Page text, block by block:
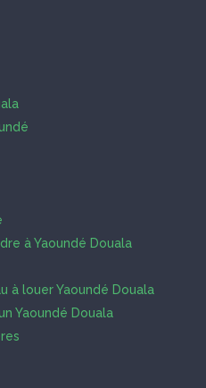
à Yaoundé Douala
à louer Yaoundé Douala
Yaoundé Douala